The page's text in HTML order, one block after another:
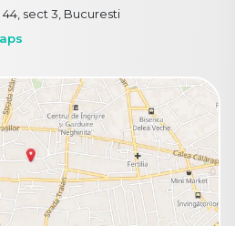
44, sect 3, Bucuresti